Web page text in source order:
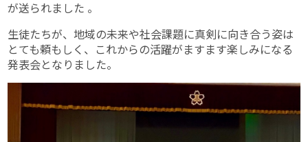
が送られました 。
生徒たちが、地域の未来や社会課題に真剣に向き合う姿は
とても頼もしく、これからの活躍がますます楽しみになる
発表会となりました。